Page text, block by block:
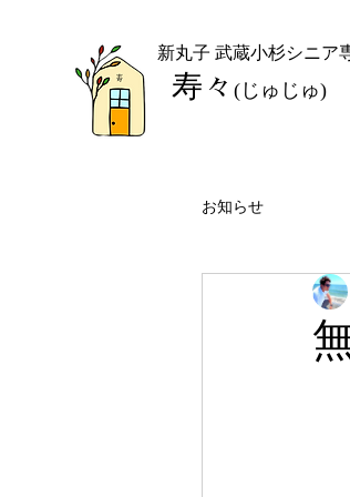
​寿々 (じゅじゅ)
新丸子 武蔵小杉シニア
お知らせ